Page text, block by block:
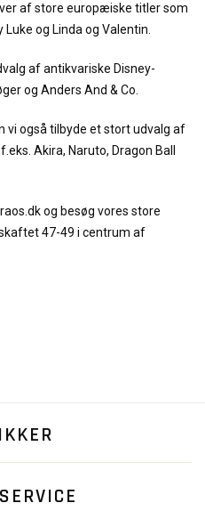
af store europæiske titler som
Luke og Linda og Valentin.
af antikvariske Disney-
og Anders And & Co.
vi også tilbyde et stort udvalg af
Akira, Naruto, Dragon Ball
og besøg vores store
47-49 i centrum af